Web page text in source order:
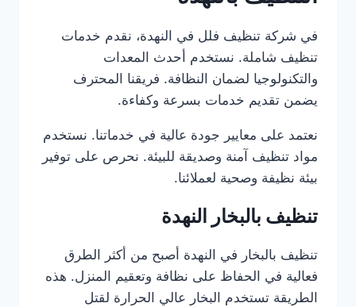
في شركة تنظيف فلل في النهدة، نقدم خدمات
تنظيف شاملة. نستخدم أحدث المعدات
والتكنولوجيا لضمان النظافة. فريقنا المحترف
يضمن تقديم خدمات بسرعة وكفاءة.
نعتمد على معايير جودة عالية في خدماتنا. نستخدم
مواد تنظيف آمنة وصديقة للبيئة. نحرص على توفير
بيئة نظيفة وصحية لعملائنا.
تنظيف بالبخار النهدة
تنظيف بالبخار في النهدة أصبح من أكثر الطرق
فعالية في الحفاظ على نظافة وتعقيم المنزل. هذه
الطريقة تستخدم البخار عالي الحرارة لقتل